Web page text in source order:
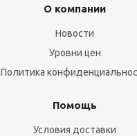
О компании
Новости
Уровни цен
Политика
Помощь
Условия доставки